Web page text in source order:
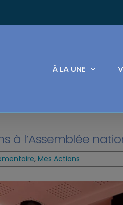
À LA UNE
à l’Assemblée
, Mes Actions